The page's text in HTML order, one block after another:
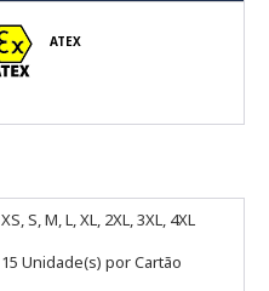
ATEX
XS, S, M, L, XL, 2XL, 3XL, 4XL
15 Unidade(s) por Cartão